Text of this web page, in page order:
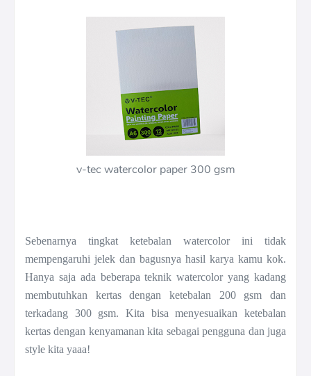
v-tec watercolor paper 300 gsm
Sebenarnya tingkat ketebalan watercolor ini tidak
mempengaruhi jelek dan bagusnya hasil karya kamu kok.
Hanya saja ada beberapa teknik watercolor yang kadang
membutuhkan kertas dengan ketebalan 200 gsm dan
terkadang 300 gsm. Kita bisa menyesuaikan ketebalan
kertas dengan kenyamanan kita sebagai pengguna dan juga
style kita yaaa!